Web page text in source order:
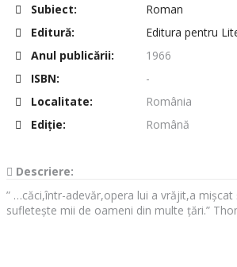
Subiect:
Roman
Editură:
Editura pentru
Anul publicării:
1966
ISBN:
-
Localitate:
România
Ediţie:
Română
Descriere:
” …căci,într-adevăr,opera lui a vrăjit,a
sufletește mii de oameni din multe țări.”